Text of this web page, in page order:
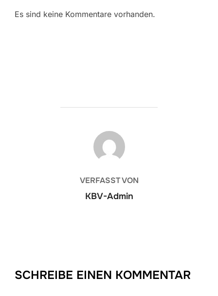
Es sind keine Kommentare vorhanden.
BEITRAGSAUTOR
VERFASST VON
KBV-Admin
SCHREIBE EINEN KOMMENTAR